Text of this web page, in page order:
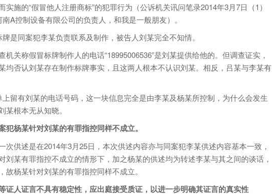
实施的“假冒他人注册商标”的犯罪行为（公诉机关讯问笔录2014年3月7日（1）
南A控制设备有限公司的负责人，和我是一般朋友）。
同案犯李某负责联系及制作，被告人刘某完全不知情。
关称假冒标牌制作人的电话“18995006536”是刘某提供给他的。但调查证实，
均否认刘某存在制作标牌事实，且这两人根本不认识刘某。相反，吕某与李某有
有刘某的电话号码，这一块信息完全是由李某及杨某所控制，为什么会发生
某根本无从知晓。
杨某针对刘某的有罪指控同样不成立。
供述是在2014年3月25日，本次供述内容亦与同案犯李某供述内容基本一致，
刘某有罪指控不成立的情形下，加之杨某的供述均为转述李某与其之间的谈话，
故杨某针对刘某的有罪指控同样不成立。
人证言不具有稳定性，应出庭接受质证，以进一步明确其证言的真实性